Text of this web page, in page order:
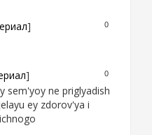
0
]
0
]
sem'yoy ne priglyadish
ey zdorov'ya i